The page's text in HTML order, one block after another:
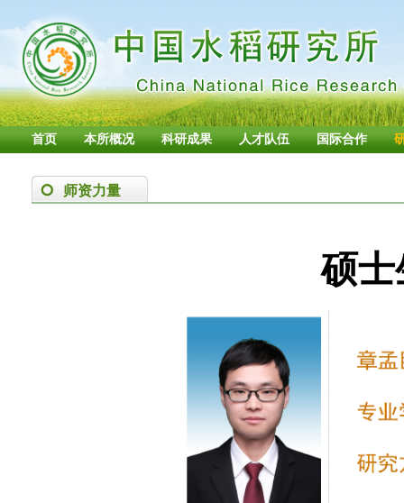
首页 本所概况 科研成果 人才队伍 国际合作
师资力量
硕